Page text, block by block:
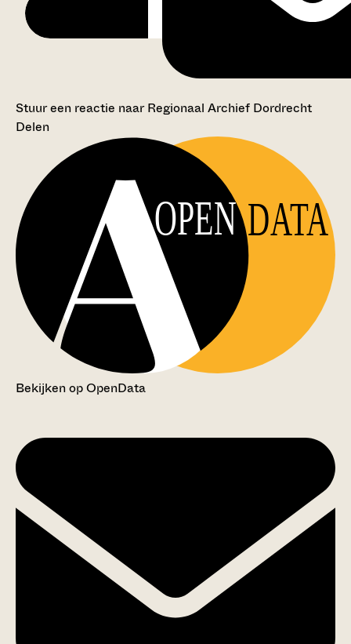
Stuur een reactie naar Regionaal Archief Dordrecht
Delen
OPEN DATA
Bekijken op OpenData